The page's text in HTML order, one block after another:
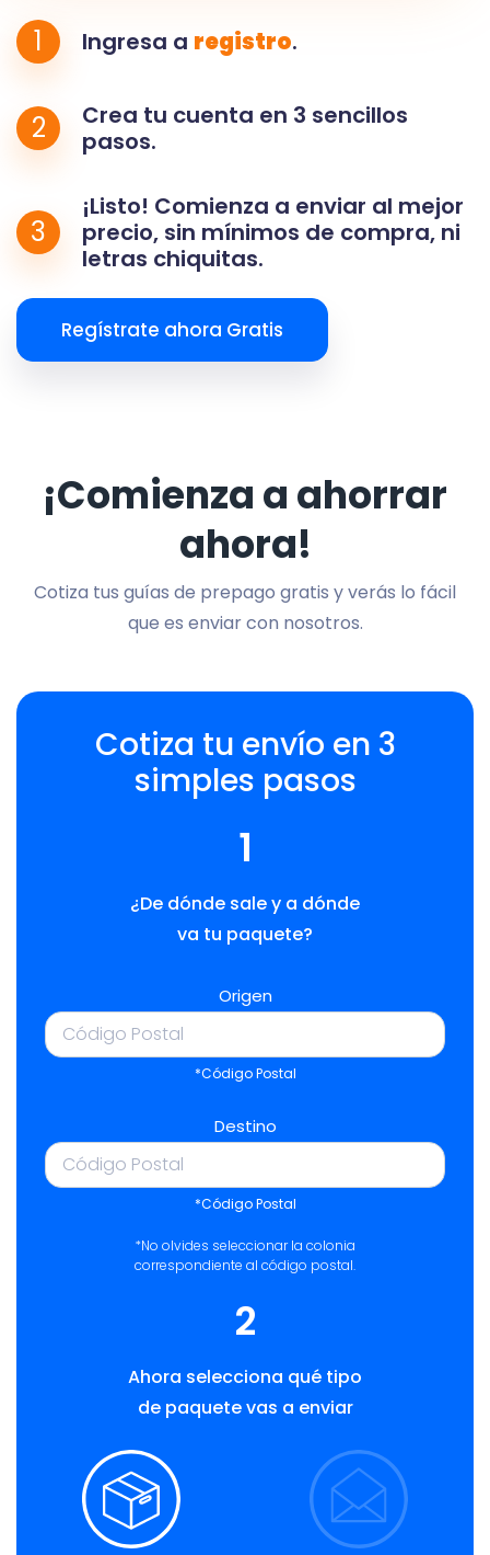
1 Ingresa a registro.
2
Crea tu cuenta en 3 sencillos
pasos.
3
¡Listo! Comienza a enviar al mejor
precio, sin mínimos de compra, ni
letras chiquitas.
Regístrate ahora Gratis
¡Comienza a ahorrar
ahora!
Cotiza tus guías de prepago gratis y verás lo fácil
que es enviar con nosotros.
Cotiza tu envío en 3
simples pasos
1
¿De dónde sale y a dónde
va tu paquete?
Origen
*Código Postal
Destino
*Código Postal
*No olvides seleccionar la colonia
correspondiente al código postal.
2
Ahora selecciona qué tipo
de paquete vas a enviar